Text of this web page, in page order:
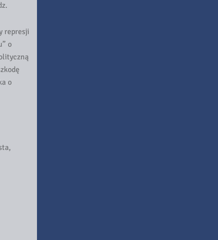
represji
o
o